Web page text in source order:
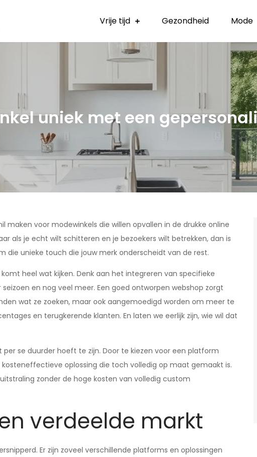
Vrije tijd Gezondheid Mode
uniek met een
maken voor modewinkels die willen opvallen in de drukke online
als je echt wilt schitteren en je bezoekers wilt betrekken, dan is
die unieke touch die jouw merk onderscheidt van de rest.
heel wat kijken. Denk aan het integreren van specifieke
en nog veel meer. Een goed ontworpen webshop zorgt
wat ze zoeken, maar ook aangemoedigd worden om meer te
en terugkerende klanten. En laten we eerlijk zijn, wie wil dat
se duurder hoeft te zijn. Door te kiezen voor een platform
kosteneffectieve oplossing die toch volledig op maat gemaakt is.
zonder de hoge kosten van volledig custom
verdeelde markt
Er zijn zoveel verschillende platforms en oplossingen